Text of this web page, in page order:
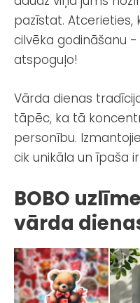
pazīstat. Atcerieties,
cilvēka godināšanu
atspoguļo!
Vārda dienas
tāpēc, ka tā
personību.
cik unikāla un īpaša
BOBO
vārda